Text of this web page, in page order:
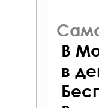
В
в